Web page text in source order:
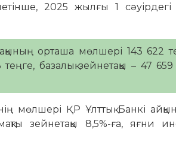
2025 жылғы 1
орташа мөлшері 143 622
базалық зейнетақы – 47 659
мөлшері ҚР Ұлттық Банкі
зейнетақы 8,5%-ға, яғни